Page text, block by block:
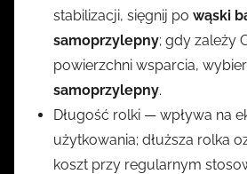
stabilizacji, sięgnij po wąski
samoprzylepny; gdy zależy
powierzchni wsparcia,
samoprzylepny.
Długość rolki — wpływa na
użytkowania; dłuższa rolka
koszt przy regularnym